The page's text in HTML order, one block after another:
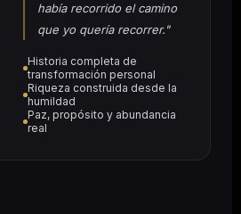
había recorrido el camino
que yo quería recorrer."
Historia completa de
transformación personal
Riqueza construida desde la
humildad
Paz, propósito y abundancia
real